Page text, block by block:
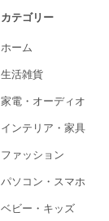
カテゴリー
ホーム
生活雑貨
家電・オーディオ
インテリア・家具
ファッション
パソコン・スマホ
ベビー・キッズ